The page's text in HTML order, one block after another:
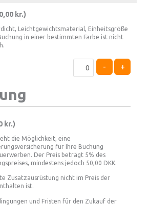
kr.)
Leichtgewichtsmaterial, Einheitsgröße
in einer bestimmten Farbe ist nicht
- +
kr.)
die Möglichkeit, eine
für Ihre Buchung
Der Preis beträgt 5% des
mindestens jedoch 50,00 DKK.
Zusatzausrüstung nicht im Preis der
ist.
und Fristen für den Zukauf der